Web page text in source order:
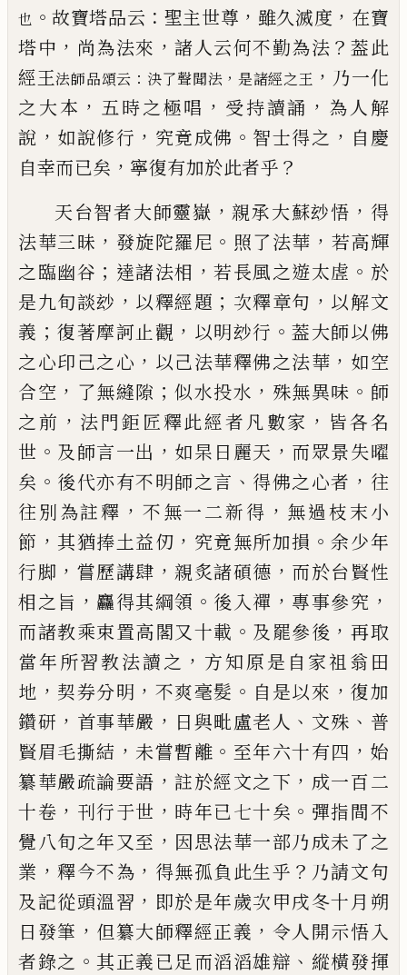
也 。故寶塔品云 ： 聖主世尊 ， 雖久滅度 ， 在寶
塔中 ， 尚為法來 ，諸人云何不勤為法 ？葢此
經王法師品頌云 ： 決了聲聞法 ， 是諸經之王 ， 乃一化
之大本 ， 五時之極唱 ， 受持讀誦 ， 為人解
說 ， 如說修行 ， 究竟成佛 。 智士得之 ， 自慶
自幸而已矣 ， 寧復有加於此者乎 ？
天台智者大師靈嶽 ，親承大蘇玅悟 ， 得
法華三昧 ， 發旋陀羅尼 。 照了法華 ， 若高輝
之臨幽谷 ； 達諸法相 ，若長風之遊太虗 。 於
是九旬談玅 ， 以釋經題 ； 次釋章句 ， 以解文
義 ； 復著摩訶止觀 ， 以明玅行 。葢大師以佛
之心印己之心 ， 以己法華釋佛之法華 ， 如空
合空 ， 了無縫隙 ； 似水投水 ， 殊無異味 。 師
之前 ， 法門鉅匠釋此經者凡數家 ， 皆各名
世 。 及師言一出 ， 如杲日麗天 ， 而眾景失曜
矣 。 後代亦有不明師之言 、 得佛之心者 ， 往
往 別為註釋 ， 不無一二新得 ， 無過枝末小
節 ，其猶捧土益仞 ， 究竟無所加損 。余少年
行脚 ， 嘗歷講肆 ，親炙諸碩德 ， 而於台賢性
相之旨 ， 麤得其綱領 。 後入禪 ， 專事參究 ，
而諸教乘束置高閣又十載 。 及罷參後 ， 再取
當年所習教法讀之 ， 方知原是自家祖翁田
地 ， 契券分明 ， 不爽毫髮 。 自是以來 ，復加
鑽研 ， 首事華嚴 ， 日與毗盧老人 、 文殊 、 普
賢眉毛撕結 ， 未嘗暫離 。 至年六十有四 ， 始
纂華嚴疏論要語 ， 註於經文之下 ， 成一百二
十卷 ， 刊行于世 ， 時年已七十矣 。 彈指間不
覺八旬之年又至 ， 因思法華一部乃成未了之
業 ，釋今不為 ， 得無孤負此生乎 ？ 乃請文句
及記從頭溫習 ， 即於是年歲次甲戌冬十月朔
日發筆 ， 但纂大師釋經正義 ， 令人開示悟入
者錄之 。其正義已足而滔滔雄辯 、 縱橫發揮